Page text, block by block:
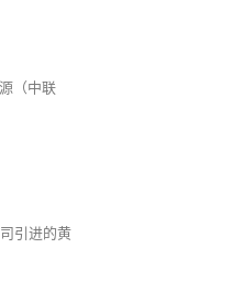
（中联
引进的黄